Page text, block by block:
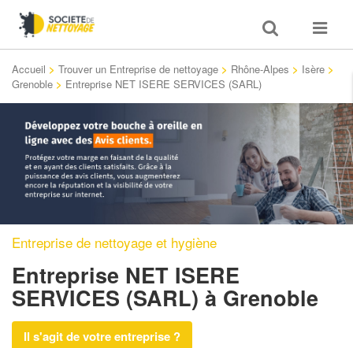
Toggle
search
Toggle
Accueil > Trouver un Entreprise de nettoyage > Rhône-Alpes > Isère >
Grenoble > Entreprise NET ISERE SERVICES (SARL)
Entreprise de nettoyage et hygiène
Entreprise NET ISERE
SERVICES (SARL) à Grenoble
Il s'agit de votre entreprise ?